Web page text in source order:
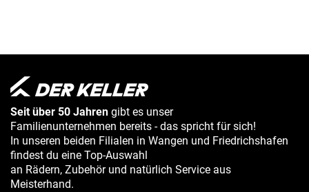
Seit über 50 Jahren gibt es unser
Familienunternehmen bereits - das spricht für sich!
In unseren beiden Filialen in Wangen und Friedrichshafen
findest du eine Top-Auswahl
an Rädern, Zubehör und natürlich Service aus
Meisterhand.